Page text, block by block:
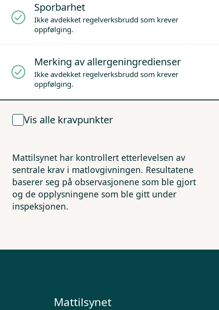
Sporbarhet
Ikke avdekket regelverksbrudd som krever
oppfølging.
Merking av allergeningredienser
Ikke avdekket regelverksbrudd som krever
oppfølging.
Vis alle kravpunkter
Mattilsynet har kontrollert etterlevelsen av
sentrale krav i matlovgivningen. Resultatene
baserer seg på observasjonene som ble gjort
og de opplysningene som ble gitt under
inspeksjonen.
Mattilsynet